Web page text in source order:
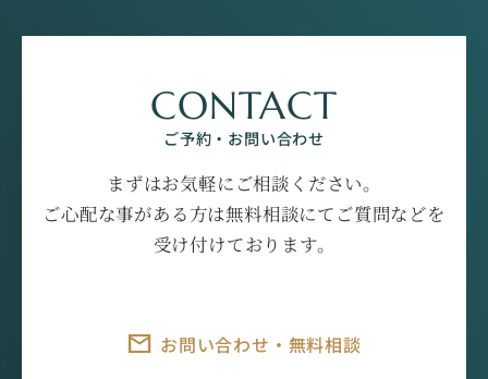
CONTACT
ご予約・お問い合わせ
まずはお気軽にご相談ください。
ご心配な事がある方は無料相談にてご質問などを
受け付けております。
お問い合わせ・無料相談